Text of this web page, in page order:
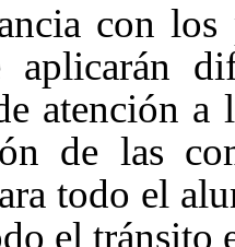
con
aplicarán
atención a
de las
todo el
el tránsito